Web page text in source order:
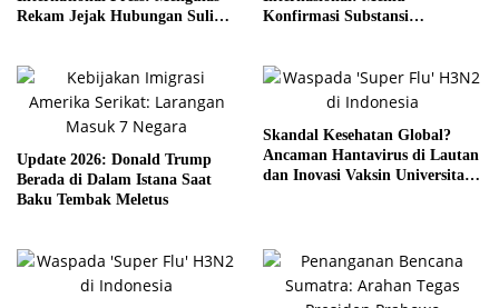
Rekam Jejak Hubungan Suli
Konfirmasi Substansi
Update 2026: Donald Trump
Berada di Dalam Istana Saat
Baku Tembak Meletus
Skandal Kesehatan Global?
Ancaman Hantavirus di Lautan
dan Inovasi Vaksin Universitas